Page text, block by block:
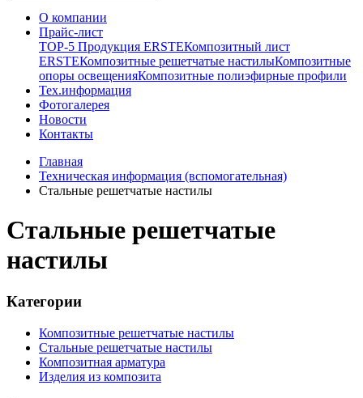
О компании
Прайс-лист
TOP-5 Продукция ERSTEКомпозитный лист
ERSTEКомпозитные решетчатые настилыКомпозитные
опоры освещенияКомпозитные полиэфирные профили
Тех.информация
Фотогалерея
Новости
Контакты
Главная
Техническая информация (вспомогательная)
Стальные решетчатые настилы
Стальные решетчатые
настилы
Категории
Композитные решетчатые настилы
Стальные решетчатые настилы
Композитная арматура
Изделия из композита